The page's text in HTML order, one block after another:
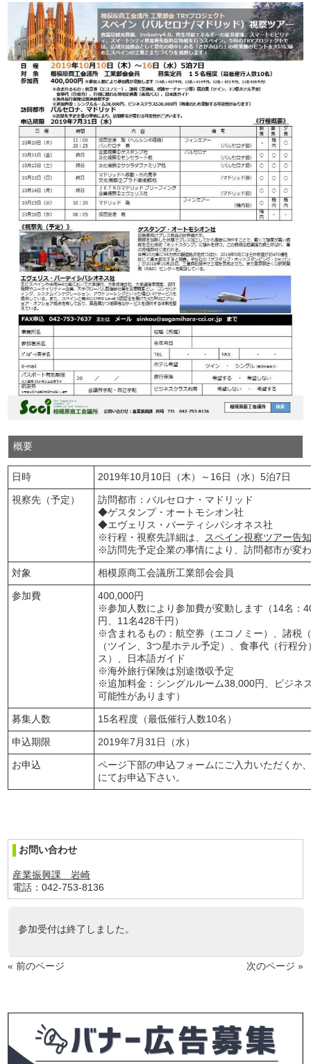
概要
日時 2019年10月10日（木）～16日（水）5泊7日
視察先（予定）
訪問都市：バルセロナ・マドリッド
◆ゲスタンプ・オートモシオン社
◆エヴェリス・パーティシパシオネス社
※行程・視察先詳細は、
スペイン視察ツアー告
※訪問先予定企業の事情により、訪問都市が変
対象 相模原商工会議所工業部会会員
参加費
400,000円
※参加人数により参加費が変動します（14名：
円、11名428千円）
※含まれるもの：航空券（エコノミー）、諸税
（ツイン、3つ星ホテル予定）、食事代（行程
ス）、日本語ガイド
※海外旅行保険は別途徴収予定
※追加料金：シングルルーム38,000円、ビジネ
可能性があります）
募集人数 15名程度（最低催行人数10名）
申込期限 2019年7月31日（水）
お申込
ページ下部の申込フォームにご入力いただくか
にてお申込下さい。
お問い合わせ
産業振興課 岩崎
電話：042-753-8136
参加受付は終了しました。
« 前のページ 次のページ »